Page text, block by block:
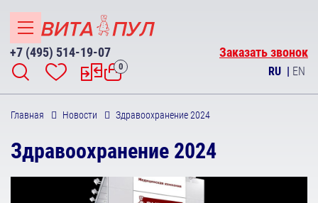
+7 (495) 514-19-07 Заказать звонок
0 RU | EN
Главная Новости Здравоохранение 2024
Здравоохранение 2024